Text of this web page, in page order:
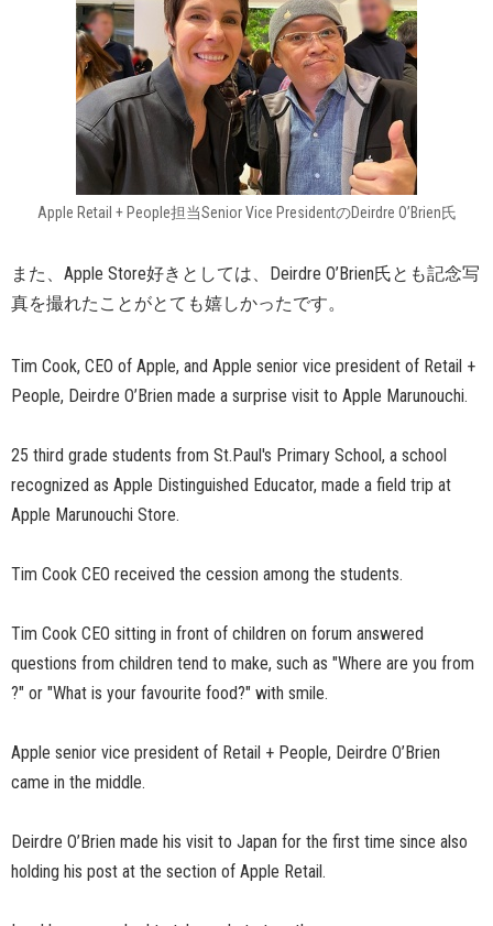
Apple Retail + People担当Senior Vice PresidentのDeirdre O’Brien氏
また、Apple Store好きとしては、Deirdre O’Brien氏とも記念写
真を撮れたことがとても嬉しかったです。
Tim Cook, CEO of Apple, and Apple senior vice president of Retail +
People, Deirdre O’Brien made a surprise visit to Apple Marunouchi.
25 third grade students from St.Paul's Primary School, a school
recognized as Apple Distinguished Educator, made a field trip at
Apple Marunouchi Store.
Tim Cook CEO received the cession among the students.
Tim Cook CEO sitting in front of children on forum answered
questions from children tend to make, such as "Where are you from
?" or "What is your favourite food?" with smile.
Apple senior vice president of Retail + People, Deirdre O’Brien
came in the middle.
Deirdre O’Brien made his visit to Japan for the first time since also
holding his post at the section of Apple Retail.